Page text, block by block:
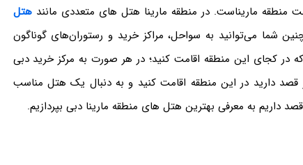
منطقه ماریناست. در منطقه مارینا هتل های متعددی مانندهتل
شما می‌توانید به سواحل، مراکز خرید و رستوران‌های گوناگون
در کجای این منطقه اقامت کنید؛ در هر صورت به مرکز خرید دبی
قصد دارید در این منطقه اقامت کنید و به دنبال یک هتل مناسب
داریم به معرفی بهترین هتل‌ های منطقه مارینا دبی بپردازیم.